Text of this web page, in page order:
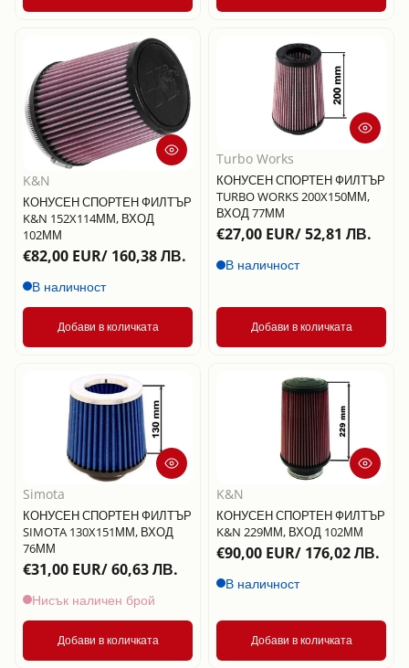
към нова
Дата, от нова
към стара
K&N
КОНУСЕН СПОРТЕН ФИЛТЪР
K&N 152X114ММ, ВХОД
102ММ
€82,00 EUR/ 160,38 ЛВ.
В наличност
Добави в количката
Turbo Works
КОНУСЕН СПОРТЕН ФИЛТЪР
TURBO WORKS 200X150ММ,
ВХОД 77ММ
€27,00 EUR/ 52,81 ЛВ.
В наличност
Добави в количката
Simota
КОНУСЕН СПОРТЕН ФИЛТЪР
SIMOTA 130X151ММ, ВХОД
76ММ
€31,00 EUR/ 60,63 ЛВ.
Нисък наличен брой
Добави в количката
K&N
КОНУСЕН СПОРТЕН ФИЛТЪР
K&N 229ММ, ВХОД 102ММ
€90,00 EUR/ 176,02 ЛВ.
В наличност
Добави в количката